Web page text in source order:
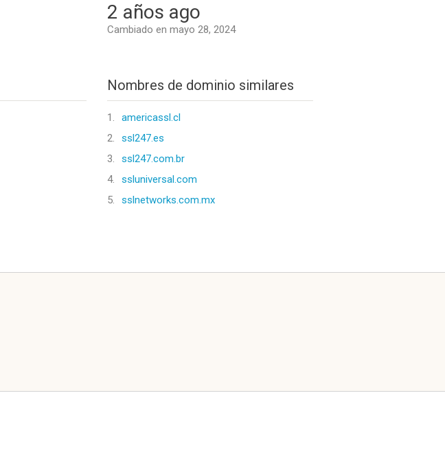
2 años ago
Cambiado en mayo 28, 2024
Nombres de dominio similares
1.
americassl.cl
2.
ssl247.es
3.
ssl247.com.br
4.
ssluniversal.com
5.
sslnetworks.com.mx